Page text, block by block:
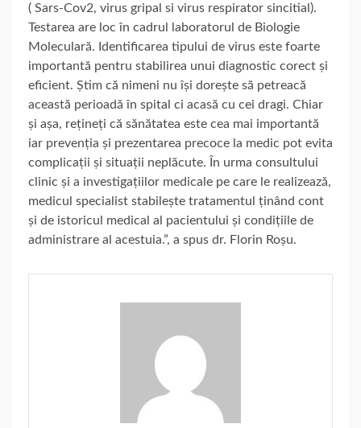
( Sars-Cov2, virus gripal si virus respirator sincitial).
Testarea are loc în cadrul laboratorul de Biologie
Moleculară. Identificarea tipului de virus este foarte
importantă pentru stabilirea unui diagnostic corect și
eficient. Știm că nimeni nu își dorește să petreacă
această perioadă în spital ci acasă cu cei dragi. Chiar
și așa, rețineți că sănătatea este cea mai importantă
iar prevenția și prezentarea precoce la medic pot evita
complicații și situații neplăcute. În urma consultului
clinic și a investigațiilor medicale pe care le realizează,
medicul specialist stabilește tratamentul ținând cont
și de istoricul medical al pacientului și condițiile de
administrare al acestuia.”, a spus dr. Florin Roșu.